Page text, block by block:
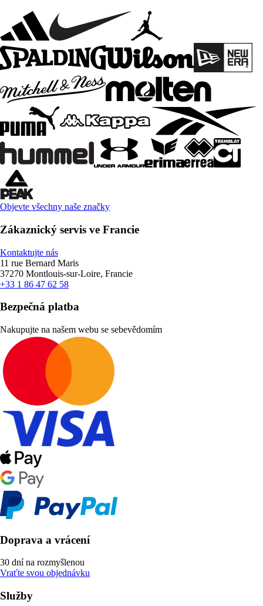
Objevte všechny naše značky
Zákaznický servis ve Francie
Kontaktujte nás
11 rue Bernard Maris
37270 Montlouis-sur-Loire, Francie
+33 1 86 47 62 58
Bezpečná platba
Nakupujte na našem webu se sebevědomím
Doprava a vrácení
30 dní na rozmyšlenou
Vraťte svou objednávku
Služby